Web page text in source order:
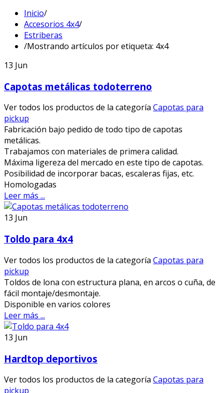
Inicio/
Accesorios 4x4/
Estriberas
/Mostrando artículos por etiqueta: 4x4
13 Jun
Capotas metálicas todoterreno
Ver todos los productos de la categoría Capotas para
pickup
Fabricación bajo pedido de todo tipo de capotas
metálicas.
Trabajamos con materiales de primera calidad.
Máxima ligereza del mercado en este tipo de capotas.
Posibilidad de incorporar bacas, escaleras fijas, etc.
Homologadas
Leer más ...
13 Jun
Toldo para 4x4
Ver todos los productos de la categoría Capotas para
pickup
Toldos de lona con estructura plana, en arcos o cuña, de
fácil montaje/desmontaje.
Disponible en varios colores
Leer más ...
13 Jun
Hardtop deportivos
Ver todos los productos de la categoría Capotas para
pickup